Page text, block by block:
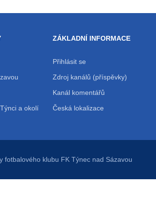
a okolí
ZÁKLADNÍ INFORMACE
Přihlásit se
Zdroj kanálů (příspěvky)
Kanál komentářů
Česká lokalizace
fotbalového klubu FK Týnec nad Sázavou